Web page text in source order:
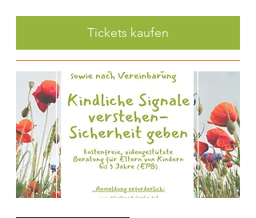
Tickets kaufen